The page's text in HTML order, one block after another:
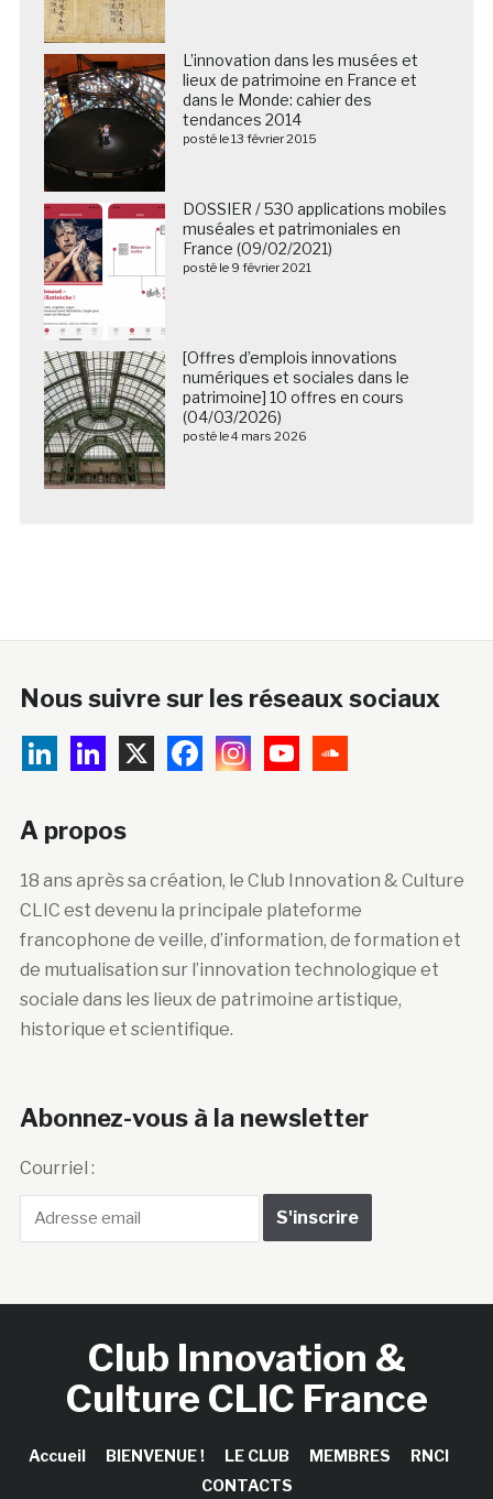
L’innovation dans les musées et
lieux de patrimoine en France et
dans le Monde: cahier des
tendances 2014
posté le 13 février 2015
DOSSIER / 530 applications mobiles
muséales et patrimoniales en
France (09/02/2021)
posté le 9 février 2021
[Offres d’emplois innovations
numériques et sociales dans le
patrimoine] 10 offres en cours
(04/03/2026)
posté le 4 mars 2026
Nous suivre sur les réseaux sociaux
A propos
18 ans après sa création, le Club Innovation & Culture
CLIC est devenu la principale plateforme
francophone de veille, d’information, de formation et
de mutualisation sur l’innovation technologique et
sociale dans les lieux de patrimoine artistique,
historique et scientifique.
Abonnez-vous à la newsletter
Courriel :
Club Innovation &
Culture CLIC France
Accueil BIENVENUE ! LE CLUB MEMBRES
RNCI
CONTACTS